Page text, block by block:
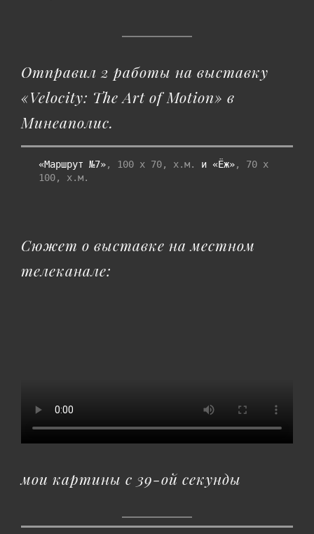
Отправил 2 работы на выставку
«Velocity: The Art of Motion» в
Минеаполис.
«Маршрут №7», 100 х 70, х.м. и «Ёж», 70 х
100, х.м.
Сюжет о выставке на местном
телеканале:
мои картины с 39-ой секунды